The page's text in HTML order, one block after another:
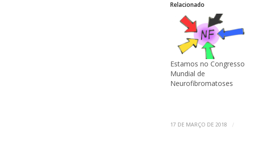
Relacionado
Estamos no Congresso
Mundial de
Neurofibromatoses
17 DE MARÇO DE 2018 /